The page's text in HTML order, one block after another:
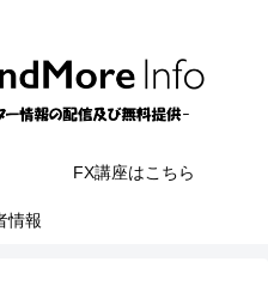
FX講座はこちら
情報